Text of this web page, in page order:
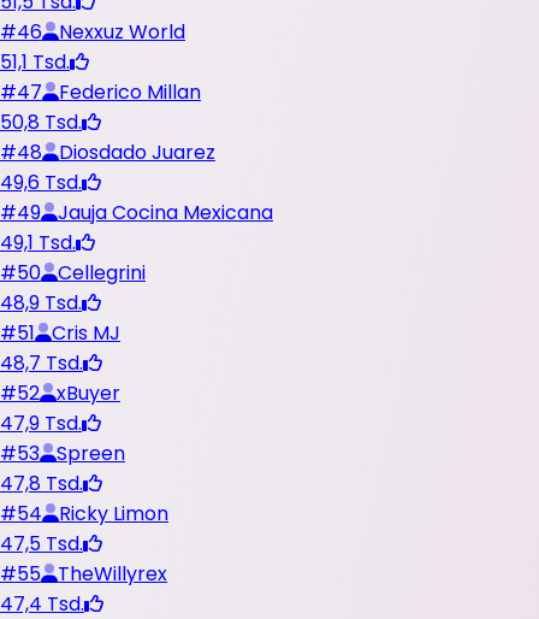
#46
Nexxuz World
51,1 Tsd.
#47
Federico Millan
50,8 Tsd.
#48
Diosdado Juarez
49,6 Tsd.
#49
Jauja Cocina Mexicana
49,1 Tsd.
#50
Cellegrini
48,9 Tsd.
#51
Cris MJ
48,7 Tsd.
#52
xBuyer
47,9 Tsd.
#53
Spreen
47,8 Tsd.
#54
Ricky Limon
47,5 Tsd.
#55
TheWillyrex
47,4 Tsd.